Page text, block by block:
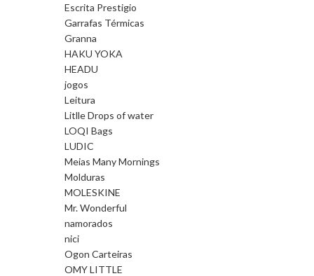
Escrita Prestigio
Garrafas Térmicas
Granna
HAKU YOKA
HEADU
jogos
Leitura
Litlle Drops of water
LOQI Bags
LUDIC
Meias Many Mornings
Molduras
MOLESKINE
Mr. Wonderful
namorados
nici
Ogon Carteiras
OMY LITTLE